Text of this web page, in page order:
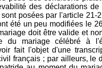
des déclarations de
posées par l'article 21-
été un peu modifiées le
doit être valide et
du mariage célébré à
fait l'objet d'une
français ; par ailleurs, le